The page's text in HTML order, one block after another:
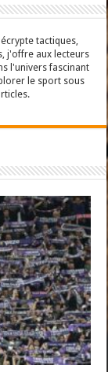
tactiques,
j'offre aux lecteurs
l'univers fascinant
le sport sous